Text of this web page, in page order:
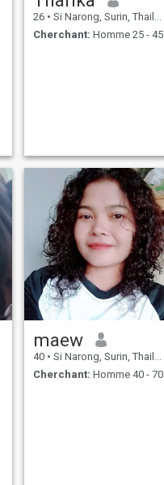
26 • Si Narong, Surin, Thailande
Cherchant: Homme 25 - 45
maew
40 • Si Narong, Surin, Thailande
Cherchant: Homme 40 - 70